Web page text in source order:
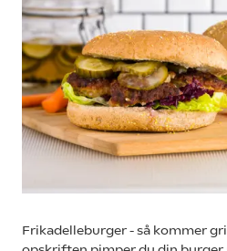
Frikadelleburger - så kommer